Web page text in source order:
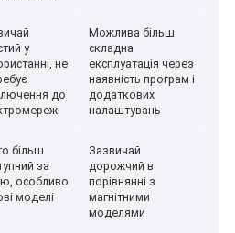
у
не
до
Можлива більш
складна
експлуатація через
наявність програм і
додаткових
налаштувань
більш
за
особливо
моделі
Зазвичай
дорожчий в
порівнянні з
магнітними
моделями